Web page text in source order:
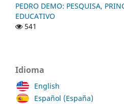
PEDRO DEMO: PESQUISA,
EDUCATIVO
541
Idioma
English
Español (España)